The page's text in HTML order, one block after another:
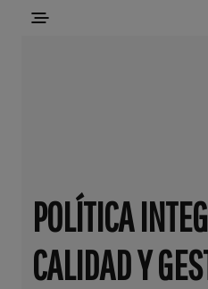
POLÍTICA
CALIDAD Y